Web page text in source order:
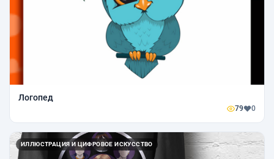
Логопед
79 0
ИЛЛЮСТРАЦИЯ И ЦИФРОВОЕ ИСКУССТВО